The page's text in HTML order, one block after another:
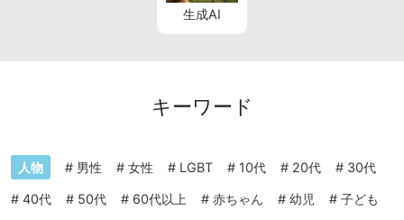
生成AI
キーワード
人物 # 男性 # 女性 # LGBT # 10代 # 20代 # 30代
# 40代 # 50代 # 60代以上 # 赤ちゃん # 幼児 # 子ども